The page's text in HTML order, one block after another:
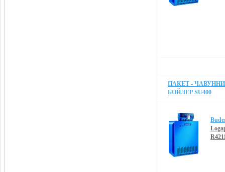
ПАКЕТ -
БОЙЛЕР SU400